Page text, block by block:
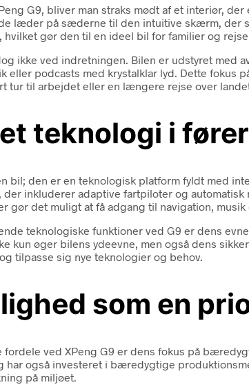
G9, bliver man straks mødt af et interiør,
læder på sæderne til den intuitive skærm, der
hvilket gør den til en ideel bil for familier og
ikke ved indretningen. Bilen er udstyret
eller podcasts med krystalklar lyd. Dette fokus
tur til arbejdet eller en længere rejse over
teknologi i
bil; den er en teknologisk platform fyldt med
der inkluderer adaptive fartpiloter og
gør det muligt at få adgang til navigation,
teknologiske funktioner ved G9 er dens
kun øger bilens ydeevne, men også dens
tilpasse sig nye teknologier og behov.
som en
fordele ved XPeng G9 er dens fokus på
har også investeret i bæredygtige
på miljøet.